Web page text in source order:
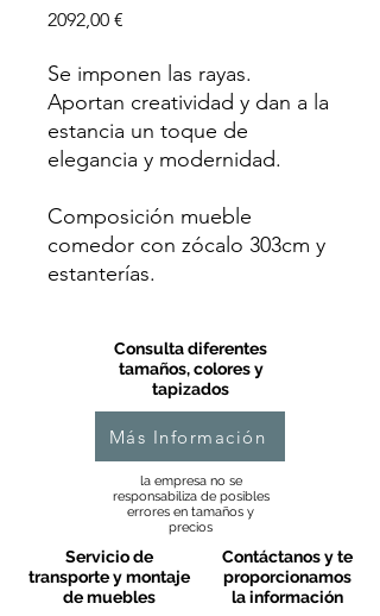
2092,00 €
Se imponen las rayas.
Aportan creatividad y dan a la
estancia un toque de
elegancia y modernidad.
Composición mueble
comedor con zócalo 303cm y
estanterías.
Consulta diferentes
tamaños, colores y
tapizados
Más Información
la empresa no se
responsabiliza de posibles
errores en tamaños y
precios
Servicio de
transporte y montaje
de muebles
Contáctanos y te
proporcionamos
la información